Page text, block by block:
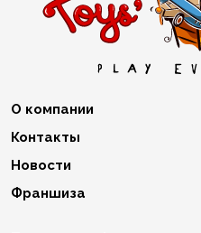
О компании
Контакты
Новости
Франшиза